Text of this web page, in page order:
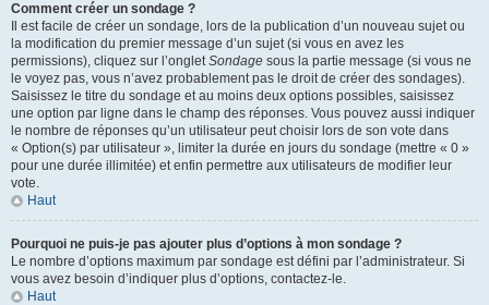
Comment créer un sondage ?
Il est facile de créer un sondage, lors de la publication d’un nouveau sujet ou
la modification du premier message d’un sujet (si vous en avez les
permissions), cliquez sur l’ongletSondage sous la partie message (si vous ne
le voyez pas, vous n’avez probablement pas le droit de créer des sondages).
Saisissez le titre du sondage et au moins deux options possibles, saisissez
une option par ligne dans le champ des réponses. Vous pouvez aussi indiquer
le nombre de réponses qu’un utilisateur peut choisir lors de son vote dans
« Option(s) par utilisateur », limiter la durée en jours du sondage (mettre « 0 »
pour une durée illimitée) et enfin permettre aux utilisateurs de modifier leur
vote.
Haut
Pourquoi ne puis-je pas ajouter plus d’options à mon sondage ?
Le nombre d’options maximum par sondage est défini par l’administrateur. Si
vous avez besoin d’indiquer plus d’options, contactez-le.
Haut